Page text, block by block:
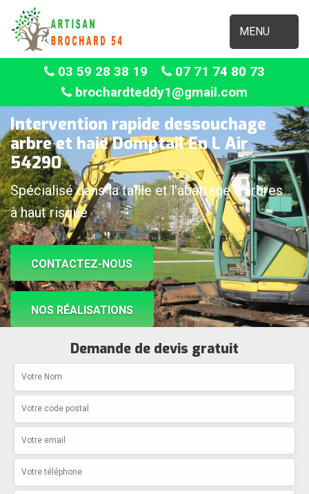
MENU
03 59 28 38 19
07 71 74 80 73
brochardteddy1@gmail.com
Intervention rapide dessouchage
arbre et haie Domptail En L Air
54290
Spécialisé dans la taille et l'abattage d'arbres
à haut risque
CONTACTEZ-NOUS
NOS RÉALISATIONS
Demande de devis gratuit